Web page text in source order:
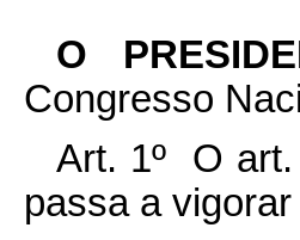
O
Congresso
Art. 1º O art.
passa a